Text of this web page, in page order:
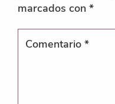
marcados con *